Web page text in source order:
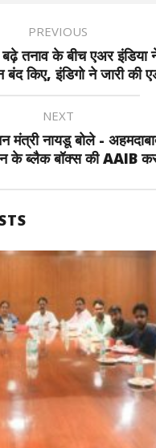
PREVIOUS
तनाव के बीच एअर इंडिया
किए, इंडिगो ने जारी की
NEXT
मंत्री नायडू बोले -
के ब्लैक बॉक्स की AAIB